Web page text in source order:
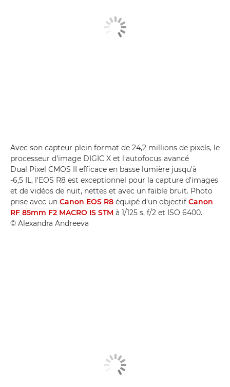
Avec son capteur plein format de 24,2 millions de pixels, le
processeur d'image DIGIC X et l'autofocus avancé
Dual Pixel CMOS II efficace en basse lumière jusqu'à
-6,5 IL, l'EOS R8 est exceptionnel pour la capture d'images
et de vidéos de nuit, nettes et avec un faible bruit. Photo
prise avec un Canon EOS R8 équipé d'un objectif Canon
RF 85mm F2 MACRO IS STM à 1/125 s, f/2 et ISO 6400.
© Alexandra Andreeva